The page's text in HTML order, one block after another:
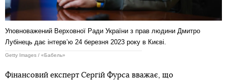
Уповноважений Верховної Ради України з прав людини Дмитро
Лубінець дає інтерв’ю 24 березня 2023 року в Києві.
Getty Images / «Бабель»
Фінансовий експерт Сергій Фурса вважає, що